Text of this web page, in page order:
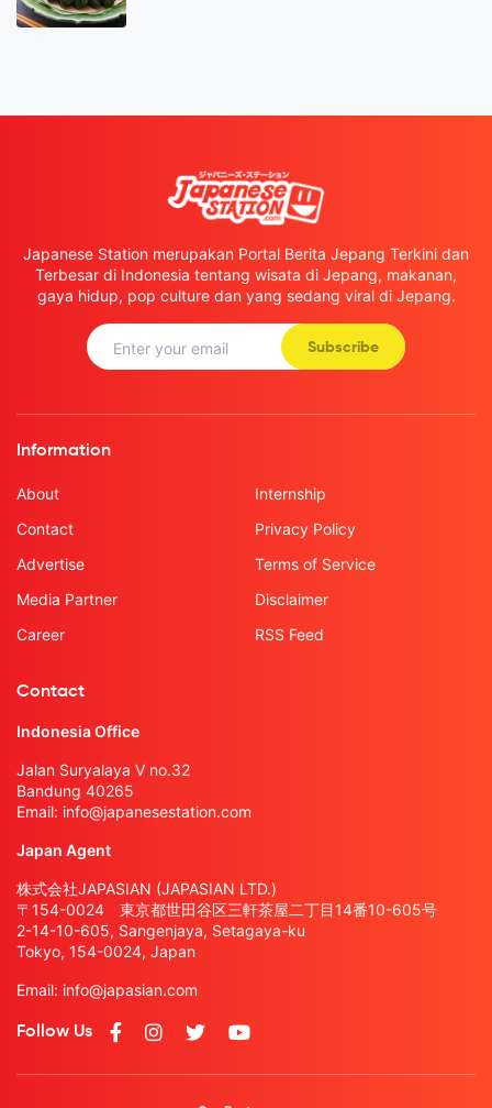
Japanese Station merupakan Portal Berita Jepang Terkini dan
Terbesar di Indonesia tentang wisata di Jepang, makanan,
gaya hidup, pop culture dan yang sedang viral di Jepang.
Subscribe
Information
About
Contact
Advertise
Media Partner
Career
Internship
Privacy Policy
Terms of Service
Disclaimer
RSS Feed
Contact
Indonesia Office
Jalan Suryalaya V no.32
Bandung 40265
Email: info@japanesestation.com
Japan Agent
株式会社JAPASIAN (JAPASIAN LTD.)
〒154-0024 東京都世田谷区三軒茶屋二丁目14番10-605号
2-14-10-605, Sangenjaya, Setagaya-ku
Tokyo, 154-0024, Japan
Email: info@japasian.com
Follow Us